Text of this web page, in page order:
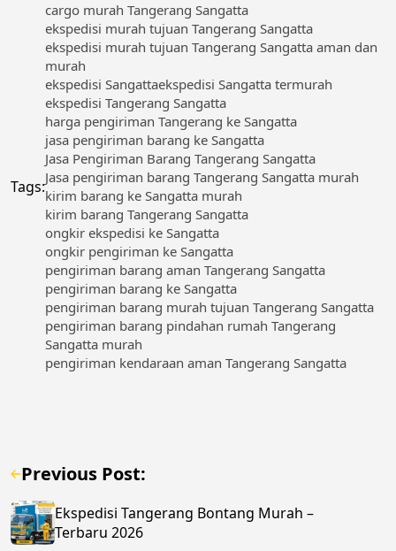
Tags:
cargo murah Tangerang Sangatta
ekspedisi murah tujuan Tangerang Sangatta
ekspedisi murah tujuan Tangerang Sangatta aman dan
murah
ekspedisi Sangattaekspedisi Sangatta termurah
ekspedisi Tangerang Sangatta
harga pengiriman Tangerang ke Sangatta
jasa pengiriman barang ke Sangatta
Jasa Pengiriman Barang Tangerang Sangatta
Jasa pengiriman barang Tangerang Sangatta murah
kirim barang ke Sangatta murah
kirim barang Tangerang Sangatta
ongkir ekspedisi ke Sangatta
ongkir pengiriman ke Sangatta
pengiriman barang aman Tangerang Sangatta
pengiriman barang ke Sangatta
pengiriman barang murah tujuan Tangerang Sangatta
pengiriman barang pindahan rumah Tangerang
Sangatta murah
pengiriman kendaraan aman Tangerang Sangatta
Previous Post:
Ekspedisi Tangerang Bontang Murah –
Terbaru 2026